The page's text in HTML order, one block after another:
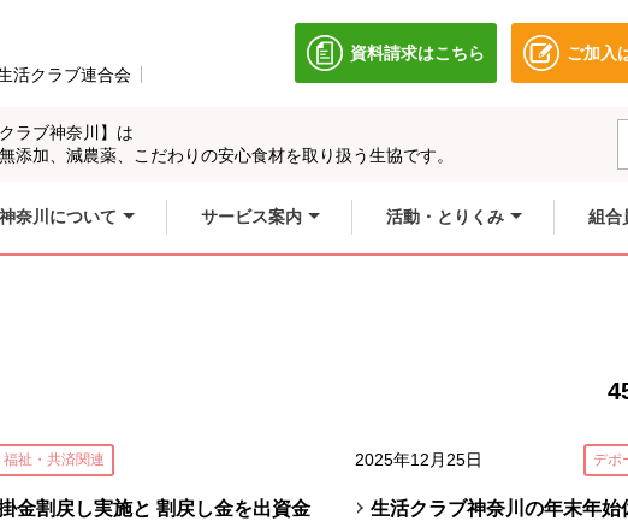
活クラブ連合会 別のウィンドウで開きます。
資料請求はこちら
別のウィンドウで開きます。
ご加入
別
クラブ神奈川】は
添加、減農薬、こだわりの安心食材を取り扱う生協です。
別のウィンドウで開
別のウィンドウで開
別のウィンドウで開
奈川について サービス案内 活動・とりくみ 組合
福祉・共済関連
金割戻し実施と 割戻し金を出資金
2025年12月25日 デポ
生活クラブ神奈川の年末年始